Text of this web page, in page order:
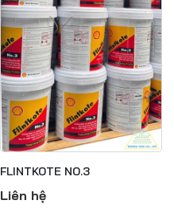
FLINTKOTE NO.3
Liên hệ